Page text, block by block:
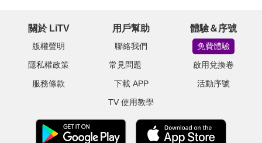
關於 LiTV
版權聲明
隱私權政策
服務條款
用戶幫助
聯絡我們
常見問題
下載 APP
TV 使用教學
體驗＆序號
免費體驗
啟用兌換卷
活動序號